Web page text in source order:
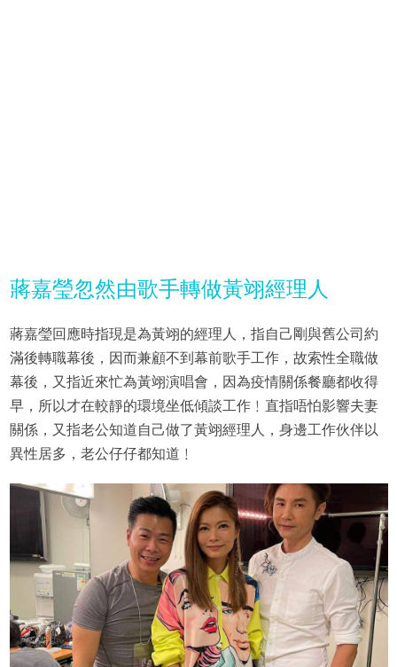
蔣嘉瑩忽然由歌手轉做黃翊經理人
蔣嘉瑩回應時指現是為黃翊的經理人，指自己剛與舊公司約
滿後轉職幕後，因而兼顧不到幕前歌手工作，故索性全職做
幕後，又指近來忙為黃翊演唱會，因為疫情關係餐廳都收得
早，所以才在較靜的環境坐低傾談工作﹗直指唔怕影響夫妻
關係，又指老公知道自己做了黃翊經理人，身邊工作伙伴以
異性居多，老公仔仔都知道﹗